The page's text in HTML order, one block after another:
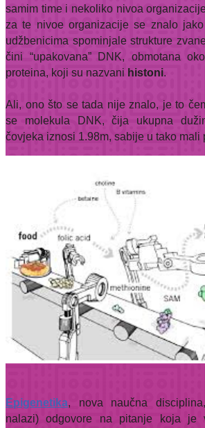
samim time i nekoliko nivoa
za te nivoe organizacije se znalo
udžbenicima spominjale strukture
čini “upakovana” DNK, obmotana
proteina, koji su nazvani histoni.
Ali, ono što se tada nije znalo, je to
se molekula DNK, čija ukupna
čovjeka iznosi 1.98m, sabije u tako mali
Epigenetika, nova naučna
nalazi) odgovore na pitanje koja je